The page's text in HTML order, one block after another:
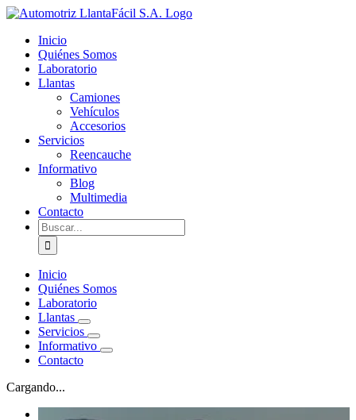
Skip
content
facebook
youtube
Inicio
Quiénes Somos
Laboratorio
Llantas
Camiones
Vehículos
Accesorios
Servicios
Reencauche
Informativo
Blog
Multimedia
Contacto
Buscar:
Inicio
Quiénes Somos
Laboratorio
Llantas
Servicios
Informativo
Contacto
Cargando...